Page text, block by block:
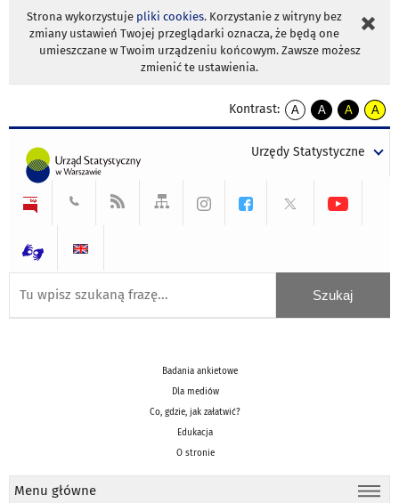
Strona wykorzystuje pliki cookies. Korzystanie z witryny bez
zmiany ustawień Twojej przeglądarki oznacza, że będą one
umieszczane w Twoim urządzeniu końcowym. Zawsze możesz
zmienić te ustawienia.
Kontrast:
A
kontrast
A
kontrast
tekst
czarnym
A
kontrast
tekst
czarnym
A
tekst
żółtym
Urzędy Statystyczne
Badania ankietowe
Dla mediów
Co, gdzie, jak załatwić?
Edukacja
O stronie
Menu główne